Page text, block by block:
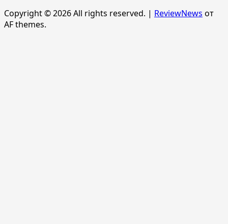
Copyright © 2026 All rights reserved. | ReviewNews от
AF themes.